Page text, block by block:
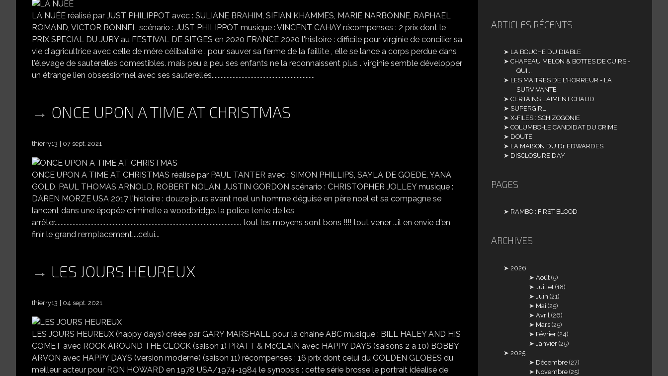
LA NUÉE réalisé par JUST PHILIPPOT avec : SULIANE BRAHIM, SIFIAN KHAMMES, MARIE NARBONNE, RAPHAEL
ROMAND, VICTOR BONNEL scénario : JUST PHILIPPOT musique : VINCENT CAHAY récompenses : 2 prix dont le
PRIX SPECIAL DU JURY au FESTIVAL DE SITGES en 2020 FRANCE 2020 l'histoire : difficile pour virginie de concilier sa
vie d'agricultrice avec celle de mère célibataire . pour sauver sa ferme de la faillite , elle se lance a corps perdue dans
l'élevage de sauterelles comestibles. mais peu a peu ses enfants ne la reconnaissent plus . virginie semble développer
un étrange lien obsessionnel avec ses sauterelles.....................................................................
ONCE UPON A TIME AT CHRISTMAS
thierry13 07 sept. 2021
ONCE UPON A TIME AT CHRISTMAS réalisé par PAUL TANTER avec : SIMON PHILLIPS, SAYLA DE GOEDE, YANA
GOLD, PAUL THOMAS ARNOLD, ROBERT NOLAN, JUSTIN GORDON scénario : CHRISTOPHER JOLLEY musique :
DAREN MORZE USA 2017 l'histoire : douze jours avant noel un homme déguisé en père noel et sa compagne se
lancent dans une épopée criminelle a woodbridge. la police tente de les
arrêter............................................................................................................................. tout les moyens sont bons !!!! tout vener ...il en envie d'en
finir le grand remplacement....celui...
LES JOURS HEUREUX
thierry13 04 sept. 2021
LES JOURS HEUREUX (happy days) créée par GARY MARSHALL pour la chaine ABC musique : BILL HALEY AND HIS
COMET avec ROCK AROUND THE CLOCK (saison 1) PRATT & McCLAIN avec HAPPY DAYS (saisons 2 a 10) BOBBY
ARVON avec HAPPY DAYS (version moderne) (saison 11) récompenses : 16 prix dont celui du GOLDEN GLOBES du
meilleur acteur pour RON HOWARD en 1978 USA/1974-1984 le synopsis : cette série brosse le portrait idéalisé de
ARTICLES RÉCENTS
LA BOUCHE DU DIABLE
CHAPEAU MELON & BOTTES DE CUIRS -
QUI...
LES MAITRES DE L'HORREUR - LA
SURVIVANTE
CERTAINS L'AIMENT CHAUD
SUPERGIRL
X-FILES : SCHIZOGONIE
COLUMBO-LE CANDIDAT DU CRIME
DOUTE
LA MAISON DU Dr EDWARDES
DISCLOSURE DAY
PAGES
RAMBO : FIRST BLOOD
ARCHIVES
2026
Août (5)
Juillet (18)
Juin (21)
Mai (25)
Avril (26)
Mars (25)
Février (24)
Janvier (25)
2025
Décembre (27)
Novembre (25)